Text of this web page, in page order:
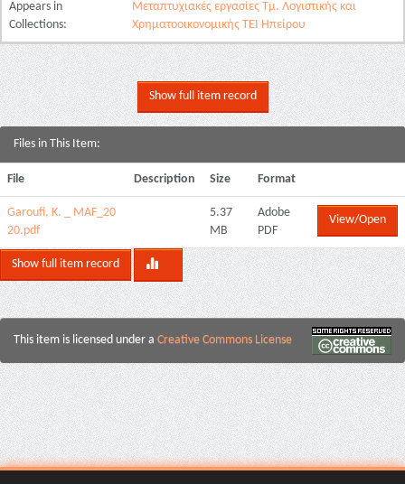
Appears in
Collections:
Μεταπτυχιακές εργασίες Τμ. Λογιστικής και
Χρηματοοικονομικής ΤΕΙ Ηπείρου
Show full item record
Files in This Item:
File Description Size Format
Garoufi, K. _ MAF_20
20.pdf
5.37
MB
Adobe
PDF
View/Open
Show full item record
This item is licensed under a Creative Commons License